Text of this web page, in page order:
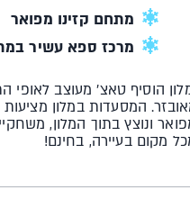
מתחם קזינו מפואר
מרכז ספא עשיר
הוסיף טאצ' מעוצב לאופי
המסעדות במלון
ונוצץ בתוך המלון,